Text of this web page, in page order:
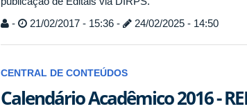
-
21/02/2017 - 15:36 - 24/02/2025 - 14:50
CENTRAL DE CONTEÚDOS
Calendário Acadêmico 2016 -